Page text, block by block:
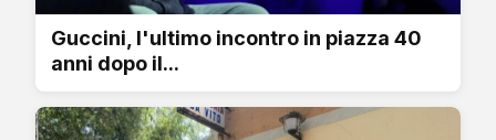
Guccini, l'ultimo incontro in piazza 40
anni dopo il...